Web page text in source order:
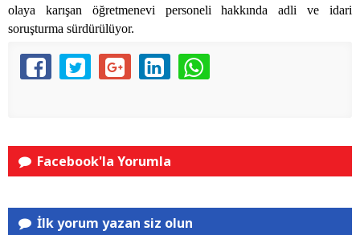
olaya karışan öğretmenevi personeli hakkında adli ve idari
soruşturma sürdürülüyor.
Facebook'la Yorumla
İlk yorum yazan siz olun